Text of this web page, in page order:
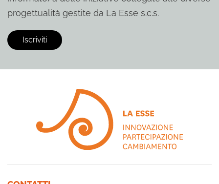
progettualità gestite da La Esse s.c.s.